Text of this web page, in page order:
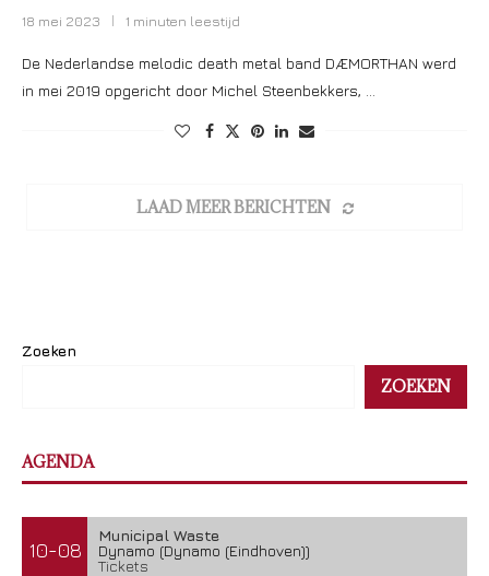
18 mei 2023 1 minuten leestijd
De Nederlandse melodic death metal band DÆMORTHAN werd
in mei 2019 opgericht door Michel Steenbekkers, …
LAAD MEER BERICHTEN
Zoeken
ZOEKEN
AGENDA
10-08
Municipal Waste
Dynamo (Dynamo (Eindhoven))
Tickets